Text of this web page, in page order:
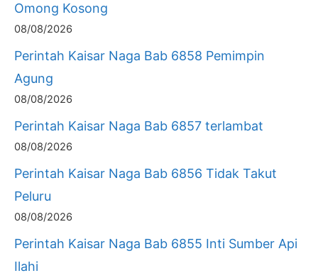
Omong Kosong
08/08/2026
Perintah Kaisar Naga Bab 6858 Pemimpin
Agung
08/08/2026
Perintah Kaisar Naga Bab 6857 terlambat
08/08/2026
Perintah Kaisar Naga Bab 6856 Tidak Takut
Peluru
08/08/2026
Perintah Kaisar Naga Bab 6855 Inti Sumber Api
Ilahi